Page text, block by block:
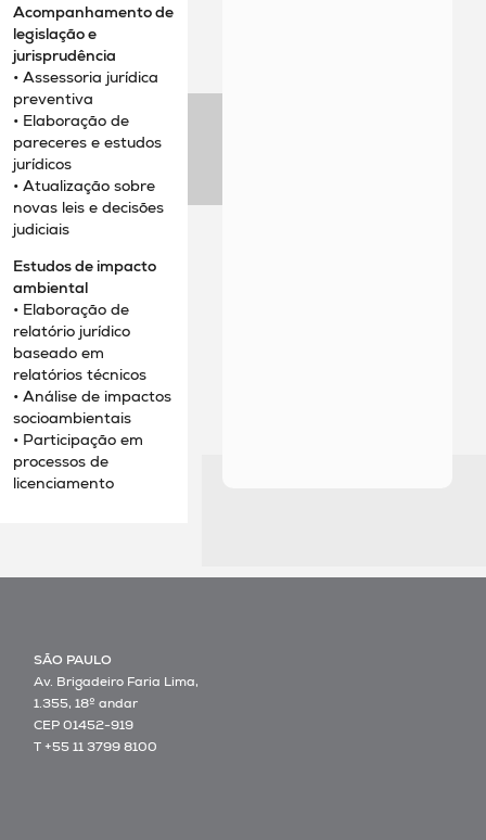
Acompanhamento de
legislação e
jurisprudência
• Assessoria jurídica
preventiva
• Elaboração de
pareceres e estudos
jurídicos
• Atualização sobre
novas leis e decisões
judiciais
Estudos de impacto
ambiental
• Elaboração de
relatório jurídico
baseado em
relatórios técnicos
• Análise de impactos
socioambientais
• Participação em
processos de
licenciamento
SÃO PAULO
Av. Brigadeiro Faria Lima,
1.355, 18º andar
CEP 01452-919
T +55 11 3799 8100